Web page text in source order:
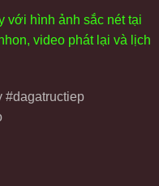
với hình ảnh sắc néttại
, video phátl ại và ịch
#dagatructiep